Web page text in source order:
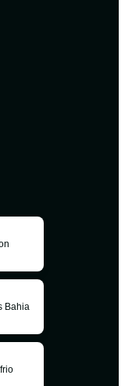
Bahia